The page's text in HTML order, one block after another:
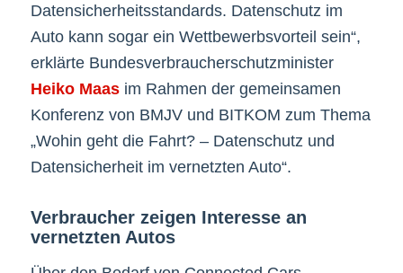
Datensicherheitsstandards. Datenschutz im
Auto kann sogar ein Wettbewerbsvorteil sein“,
erklärte Bundesverbraucherschutzminister
Heiko Maasim Rahmen der gemeinsamen
Konferenz von BMJV und BITKOM zum Thema
„Wohin geht die Fahrt? – Datenschutz und
Datensicherheit im vernetzten Auto“.
Verbraucher zeigen Interesse an
vernetzten Autos